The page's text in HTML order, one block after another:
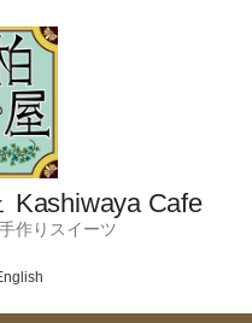
Kashiwaya Cafe
作りスイーツ